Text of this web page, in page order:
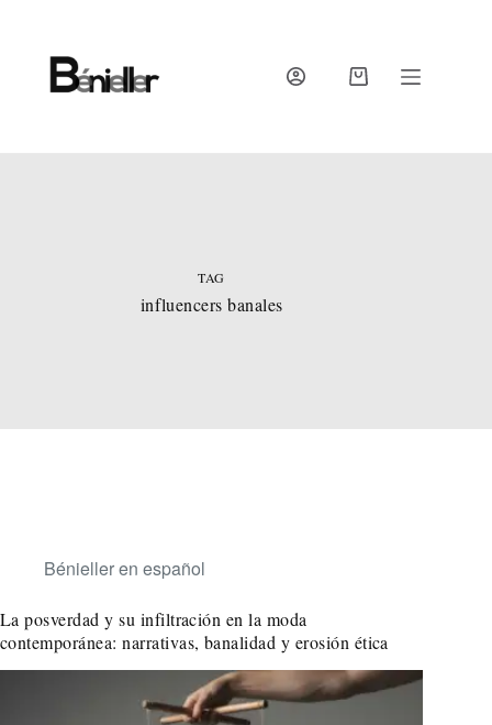
content
SHOPPING
TAG
influencers banales
Bénieller en español
La posverdad y su infiltración en la moda
contemporánea: narrativas, banalidad y erosión ética